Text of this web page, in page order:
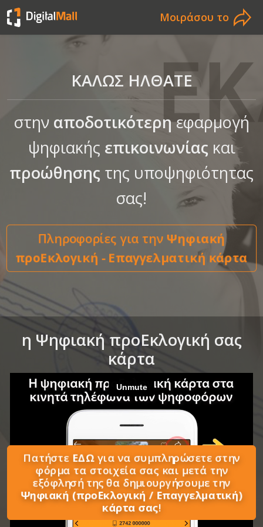
Μοιράσου το
Πατήστε ΕΔΩγια να συμπληρώσετε στην
φόρμα τα στοιχεία σας και μετά την
εξόφλησή της θα δημιουργήσουμε την
Ψηφιακή (προΕκλογική / Eπαγγελματική)
κάρτα σας!
ΚΑΛΩΣ ΗΛΘΑΤΕ
στην αποδοτικότερηεφαρμογή
ψηφιακής επικοινωνίας και
προώθησης της υποψηφιότητας
σας!
Πληροφορίες για τηνΨηφιακή
προΕκλογική - Επαγγελματική κάρτα
η Ψηφιακή προΕκλογική σας
κάρτα